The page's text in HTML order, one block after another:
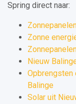
Spring direct naar:
Zonne
Nieuw
Opbrengsten
Balinge
Solar uit